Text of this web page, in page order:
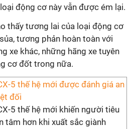
động cơ này vẫn được ém lại.
thấy tương lai của loại động cơ
tương phản hoàn toàn với
xe khác, những hãng xe tuyên
cơ đốt trong nữa.
5 thế hệ mới được đánh giá an
đối
5 thế hệ mới khiến người tiêu
tâm hơn khi xuất sắc giành